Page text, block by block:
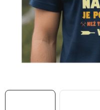
PROVIZNÍ SYSTÉM
Časté otázky
Obchodní podmínky
Zásady zpracování ochrany